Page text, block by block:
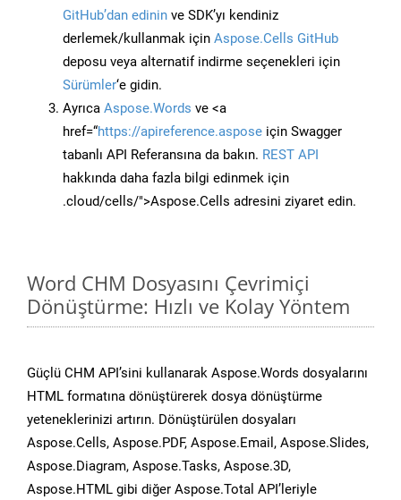
GitHub’dan edinin ve SDK’yı kendiniz
derlemek/kullanmak için Aspose.Cells GitHub
deposu veya alternatif indirme seçenekleri için
Sürümler‘e gidin.
Ayrıca Aspose.Words ve <a
href=“https://apireference.aspose için Swagger
tabanlı API Referansına da bakın. REST API
hakkında daha fazla bilgi edinmek için
.cloud/cells/">Aspose.Cells adresini ziyaret edin.
Word CHM Dosyasını Çevrimiçi
Dönüştürme: Hızlı ve Kolay Yöntem
Güçlü CHM API’sini kullanarak Aspose.Words dosyalarını
HTML formatına dönüştürerek dosya dönüştürme
yeteneklerinizi artırın. Dönüştürülen dosyaları
Aspose.Cells, Aspose.PDF, Aspose.Email, Aspose.Slides,
Aspose.Diagram, Aspose.Tasks, Aspose.3D,
Aspose.HTML gibi diğer Aspose.Total API’leriyle